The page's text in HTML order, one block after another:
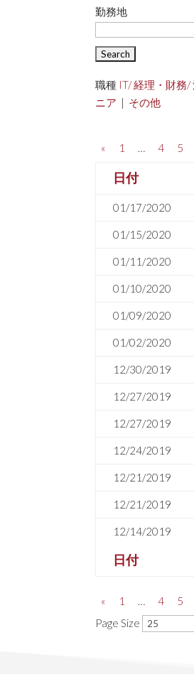
勤務地
職種 IT/ 経理・財務/
ニア | その他
« 1 4 5
日付
01/17/2020
01/15/2020
01/11/2020
01/10/2020
01/09/2020
01/02/2020
12/30/2019
12/27/2019
12/27/2019
12/24/2019
12/21/2019
12/21/2019
12/14/2019
日付
« 1 4 5
Page Size